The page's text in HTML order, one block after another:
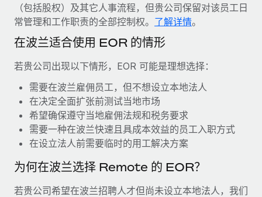
合规守望台
防范合规风险
设备管理
在全球范围内配置和跟踪 IT 设备
实体设立
快速建立合规实体
人员调配与搬迁
轻松搬迁员工
福利
轻松管理员工福利
博客
EOR compliance
As the global workforce continues to expand in response
to the demands of today’s labor market, the...
了解更多
What a Workday global payroll implementation
actually looks like
Most teams hear "payroll implementation" and picture a
（包括股权）及其它人事流程，但贵公司保留对该员工日
常管理和工作职责的全部控制权。 了解详情。
在波兰适合使用 EOR 的情形
若贵公司出现以下情形，EOR 可能是理想选择：
需要在波兰雇佣员工，但不想设立本地法人
在决定全面扩张前测试当地市场
希望确保遵守当地雇佣法规和税务要求
需要一种在波兰快速且具成本效益的员工入职方式
在设立法人前需要临时的用工解决方案
为何在波兰选择 Remote 的 EOR？
若贵公司希望在波兰招聘人才但尚未设立本地法人，我们